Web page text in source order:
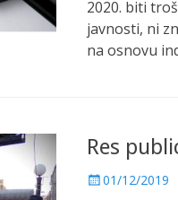
o
n
2020. biti
javnosti, ni
na osnovu
Res
P 01/12/2019